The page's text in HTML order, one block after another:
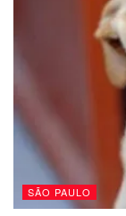
SÃO PAULO